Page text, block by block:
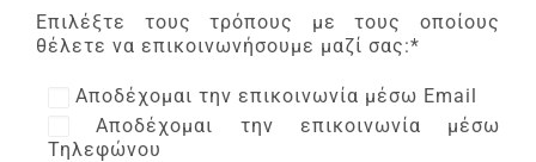
Επιλέξτε τους τρόπους με τους οποίους
θέλετε να επικοινωνήσουμε μαζί σας:*
Αποδέχομαι την επικοινωνία μέσω Email
Αποδέχομαι την επικοινωνία μέσω
Τηλεφώνου